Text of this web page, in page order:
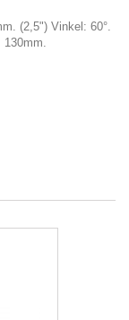
(2,5") Vinkel: 60°.
130mm.